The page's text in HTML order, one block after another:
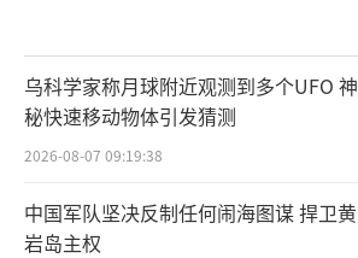
乌科学家称月球附近观测到多个UFO 神
秘快速移动物体引发猜测
2026-08-07 09:19:38
中国军队坚决反制任何闹海图谋 捍卫黄
岩岛主权